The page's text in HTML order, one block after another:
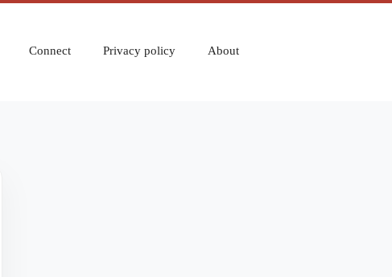
Connect Privacy policy About